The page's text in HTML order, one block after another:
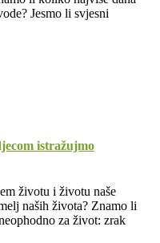
Jesmo li svjesni
istražujmo
životu i životu naše
naših života? Znamo li
za život: zrak